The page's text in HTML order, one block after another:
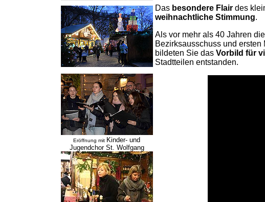
Eröffnung mit Kinder- und
Jugendchor St. Wolfgang
Das besondere Flairdes
weihnachtliche Stimmung.
Als vor mehr als 40 Jahren
Bezirksausschuss und
bildeten Sie das Vorbild für
Stadtteilen entstanden.